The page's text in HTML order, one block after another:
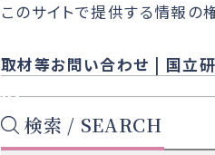
このサイトで提供する情報の
取材等お問い合わせ | 国立
検索 / SEARCH